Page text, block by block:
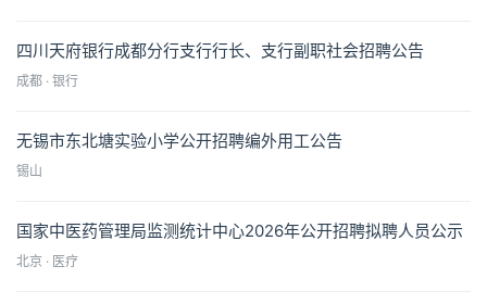
四川天府银行成都分行支行行长、支行副职社会招聘公告
成都 · 银行
无锡市东北塘实验小学公开招聘编外用工公告
锡山
国家中医药管理局监测统计中心2026年公开招聘拟聘人员公示
北京 · 医疗